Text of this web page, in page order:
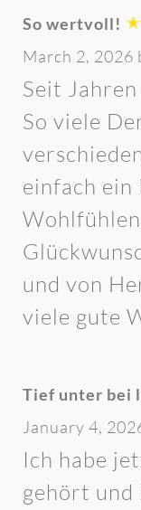
So wertvoll!
March 2, 2026
Seit
So viele
einfach ein
und von
viele gute
Tief unter bei
January 4,
Ich habe
gehört und